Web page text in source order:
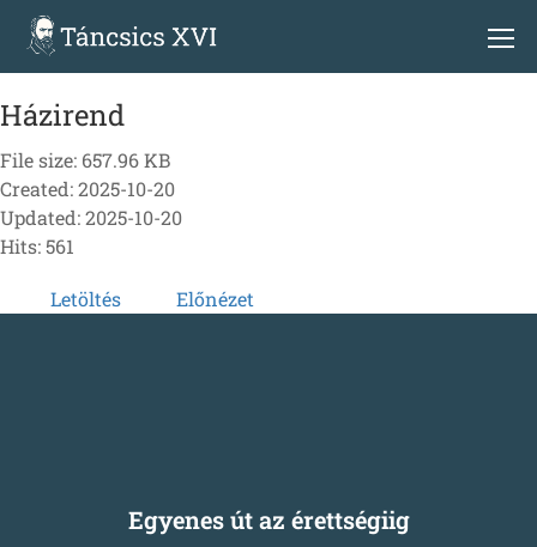
Házirend
File size: 657.96 KB
Created: 2025-10-20
Updated: 2025-10-20
Hits: 561
Letöltés Előnézet
Egyenes út az érettségiig